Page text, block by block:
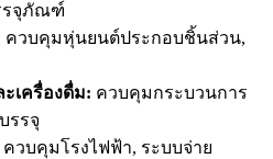
รจุภัณฑ์
ควบคุมหุ่นยนต์ประกอบชิ้นส่วน,
เครื่องดื่ม: ควบคุมกระบวนการ
รรจุ
ควบคุมโรงไฟฟ้า, ระบบจ่าย